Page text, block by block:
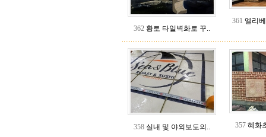
362 황토 타일벽화로 꾸..
361 엘리
358 실내 및 야외보도의.. 357 혜화